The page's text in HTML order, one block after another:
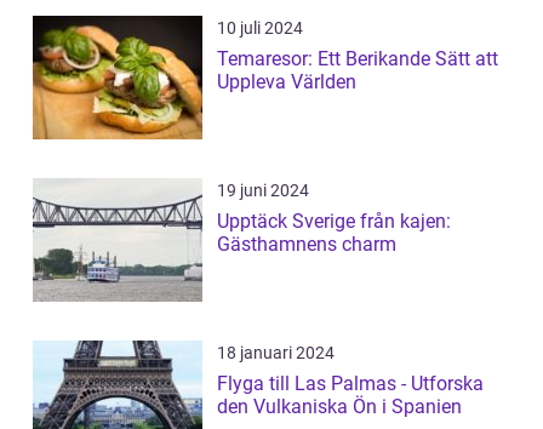
10 juli 2024
Temaresor: Ett Berikande Sätt att
Uppleva Världen
19 juni 2024
Upptäck Sverige från kajen:
Gästhamnens charm
18 januari 2024
Flyga till Las Palmas - Utforska
den Vulkaniska Ön i Spanien